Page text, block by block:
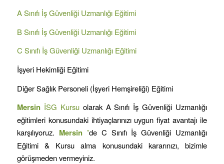
A Sınıfı İş Güvenliği Uzmanlığı Eğitimi
B Sınıfı İş Güvenliği Uzmanlığı Eğitimi
C Sınıfı İş Güvenliği Uzmanlığı Eğitimi
İşyeri Hekimliği Eğitimi
Diğer Sağlık Personeli (İşyeri Hemşireliği) Eğitimi
Mersin İSG Kursuolarak A Sınıfı İş Güvenliği Uzmanlığı
eğitimleri konusundaki ihtiyaçlarınızı uygun fiyat avantajı ile
karşılıyoruz. Mersin ’de C Sınıfı İş Güvenliği Uzmanlığı
Eğitimi & Kursu alma konusundaki kararınızı, bizimle
görüşmeden vermeyiniz.